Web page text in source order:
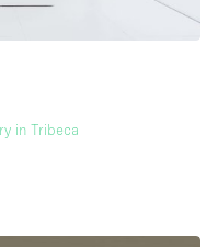
in Tribeca